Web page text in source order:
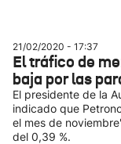
21/02/2020 - 17:37
El tráfico de
baja por las
El presidente de la
indicado que
el mes de
del 0,39 %.